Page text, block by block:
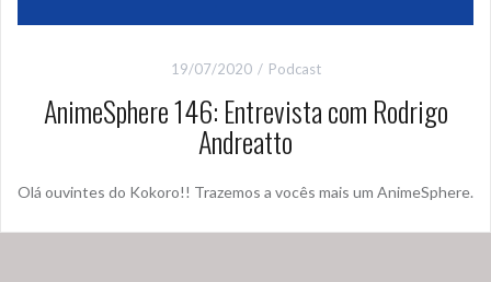
19/07/2020 Podcast
AnimeSphere 146: Entrevista com Rodrigo
Andreatto
Olá ouvintes do Kokoro!! Trazemos a vocês mais um AnimeSphere.